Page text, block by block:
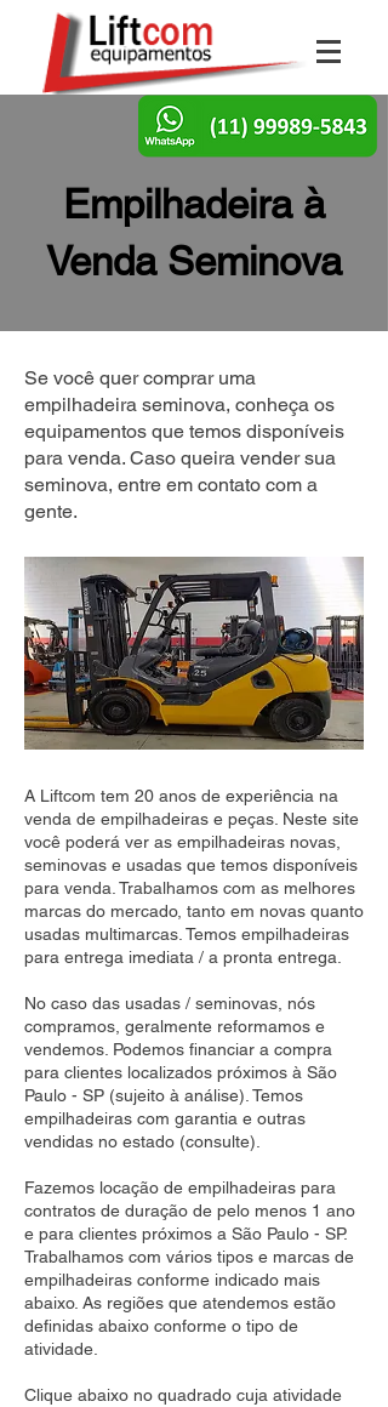
Empilhadeira à
Venda Seminova
Se você quer comprar uma
empilhadeira seminova, conheça os
equipamentos que temos disponíveis
para venda. Caso queira vender sua
seminova, entre em contato com a
gente.
A Liftcom tem 20 anos de experiência na
venda de empilhadeiras e peças. Neste site
você poderá ver as empilhadeiras novas,
seminovas e usadas que temos disponíveis
para venda. Trabalhamos com as melhores
marcas do mercado, tanto em novas quanto
usadas multimarcas. Temos empilhadeiras
para entrega imediata / a pronta entrega.
No caso das usadas / seminovas, nós
compramos, geralmente reformamos e
vendemos. Podemos financiar a compra
para clientes localizados próximos à São
Paulo - SP (sujeito à análise). Temos
empilhadeiras com garantia e outras
vendidas no estado (consulte).
Fazemos locação de empilhadeiras para
contratos de duração de pelo menos 1 ano
e para clientes próximos a São Paulo - SP.
Trabalhamos com vários tipos e marcas de
empilhadeiras conforme indicado mais
abaixo. As regiões que atendemos estão
definidas abaixo conforme o tipo de
atividade.
Clique abaixo no quadrado cuja atividade